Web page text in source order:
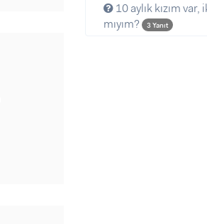
10 aylık kızım
mıyım?
3 Yanıt